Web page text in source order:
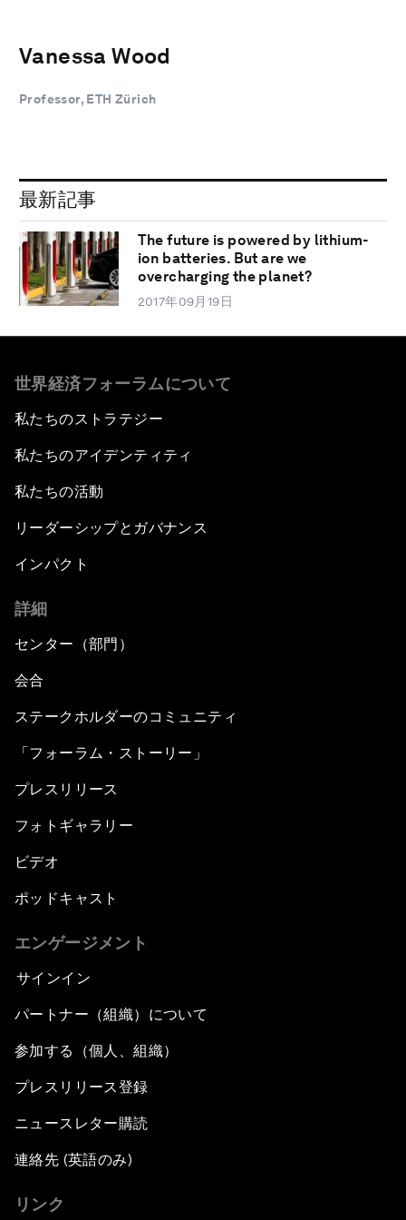
Vanessa Wood
Professor, ETH Zürich
最新記事
The future is powered by lithium-
ion batteries. But are we
overcharging the planet?
2017年09月19日
世界経済フォーラムについて
私たちのストラテジー
私たちのアイデンティティ
私たちの活動
リーダーシップとガバナンス
インパクト
詳細
センター（部門）
会合
ステークホルダーのコミュニティ
「フォーラム・ストーリー」
プレスリリース
フォトギャラリー
ビデオ
ポッドキャスト
エンゲージメント
サインイン
パートナー（組織）について
参加する（個人、組織）
プレスリリース登録
ニュースレター購読
連絡先 (英語のみ)
リンク